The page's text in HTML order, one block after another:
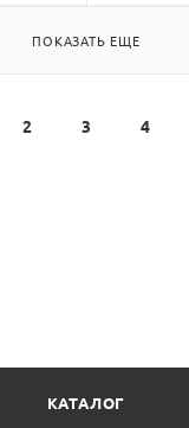
ПОКАЗАТЬ ЕЩЕ
2 3 4
КАТАЛОГ